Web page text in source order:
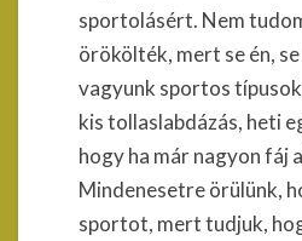
sportolásért. Nem
örökölték, mert se én,
vagyunk sportos
kis tollaslabdázás, heti
hogy ha már nagyon fáj
Mindenesetre örülünk,
sportot, mert tudjuk,